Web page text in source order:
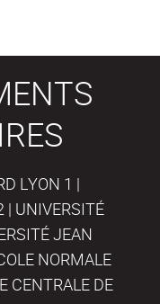
LYON 1 |
| UNIVERSITÉ
JEAN
NORMALE
CENTRALE DE